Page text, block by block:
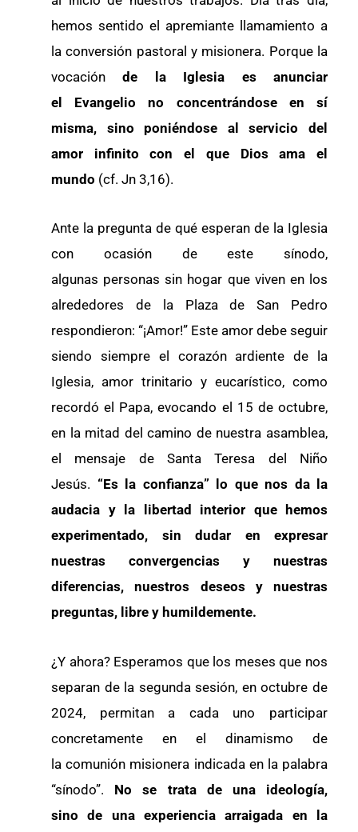
hemos sentido el apremiante llamamiento a
la conversión pastoral y misionera. Porque la
vocaciónde la Iglesia es anunciar
el Evangelio no concentrándose en sí
misma, sino poniéndose al servicio del
amor infinito con el que Dios ama el
mundo (cf. Jn 3,16).
Ante la pregunta de qué esperan de la Iglesia
con ocasión de este sínodo,
algunas personas sin hogar que viven en los
alrededores de la Plaza de San Pedro
respondieron: “¡Amor!” Este amor debe seguir
siendo siempre el corazón ardiente de la
Iglesia, amor trinitario y eucarístico, como
recordó el Papa, evocando el 15 de octubre,
en la mitad del camino de nuestra asamblea,
el mensaje de Santa Teresa del Niño
Jesús. “Es la confianza” lo que nos da la
audacia y la libertad interior que hemos
experimentado, sin dudar en expresar
nuestras convergencias y nuestras
diferencias, nuestros deseos y nuestras
preguntas, libre y humildemente.
¿Y ahora? Esperamos que los meses que nos
separan de la segunda sesión, en octubre de
2024, permitan a cada uno participar
concretamente en el dinamismo de
la comunión misionera indicada en la palabra
“sínodo”. No se trata de una ideología,
sino de una experiencia arraigada en la